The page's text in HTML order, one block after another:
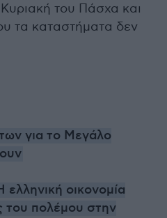
Κυριακή του Πάσχα και
τα καταστήματα δεν
για το Μεγάλο
οικονομία
του πολέμου στην